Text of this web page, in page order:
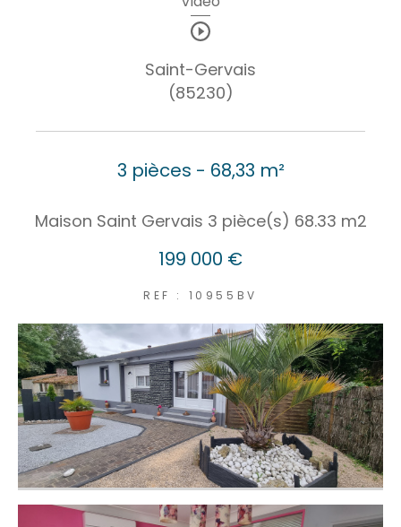
Saint-Gervais
(85230)
3 pièces - 68,33 m²
Maison Saint Gervais 3 pièce(s) 68.33 m2
199 000 €
REF : 10955BV